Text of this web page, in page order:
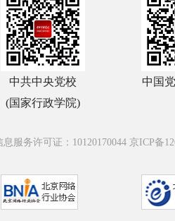
中共中央党校
(国家行政学院)
中国
息服务许可证：10120170044 京ICP备